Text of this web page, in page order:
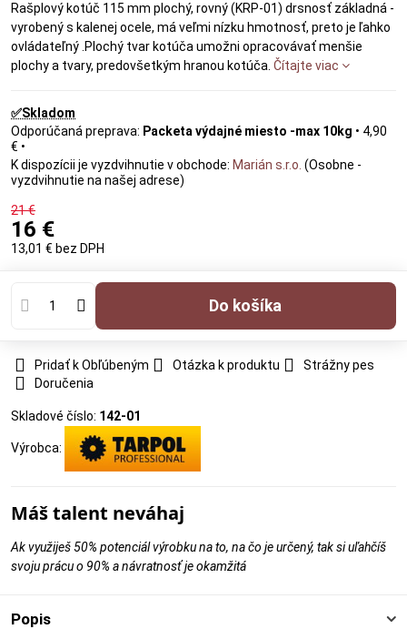
Rašplový kotúč 115 mm plochý, rovný (KRP-01) drsnosť základná -
vyrobený s kalenej ocele, má veľmi nízku hmotnosť, preto je ľahko
ovládateľný .Plochý tvar kotúča umožni opracovávať menšie
plochy a tvary, predovšetkým hranou kotúča. Čítajte viac
✅Skladom
Packeta výdajné miesto -max 10kg • 4,90
€ •
Marián s.r.o. (Osobne -
vyzdvihnutie na našej adrese)
21 €
16 €
13,01 € bez DPH
Do košíka
Pridať k Obľúbeným Otázka k produktu
Strážny pes
Doručenia
Skladové číslo: 142-01
Výrobca:
Máš talent neváhaj
Ak využiješ 50% potenciál výrobku na to, na čo je určený, tak si uľahčíš
svoju prácu o 90% a návratnosť je okamžitá
Popis